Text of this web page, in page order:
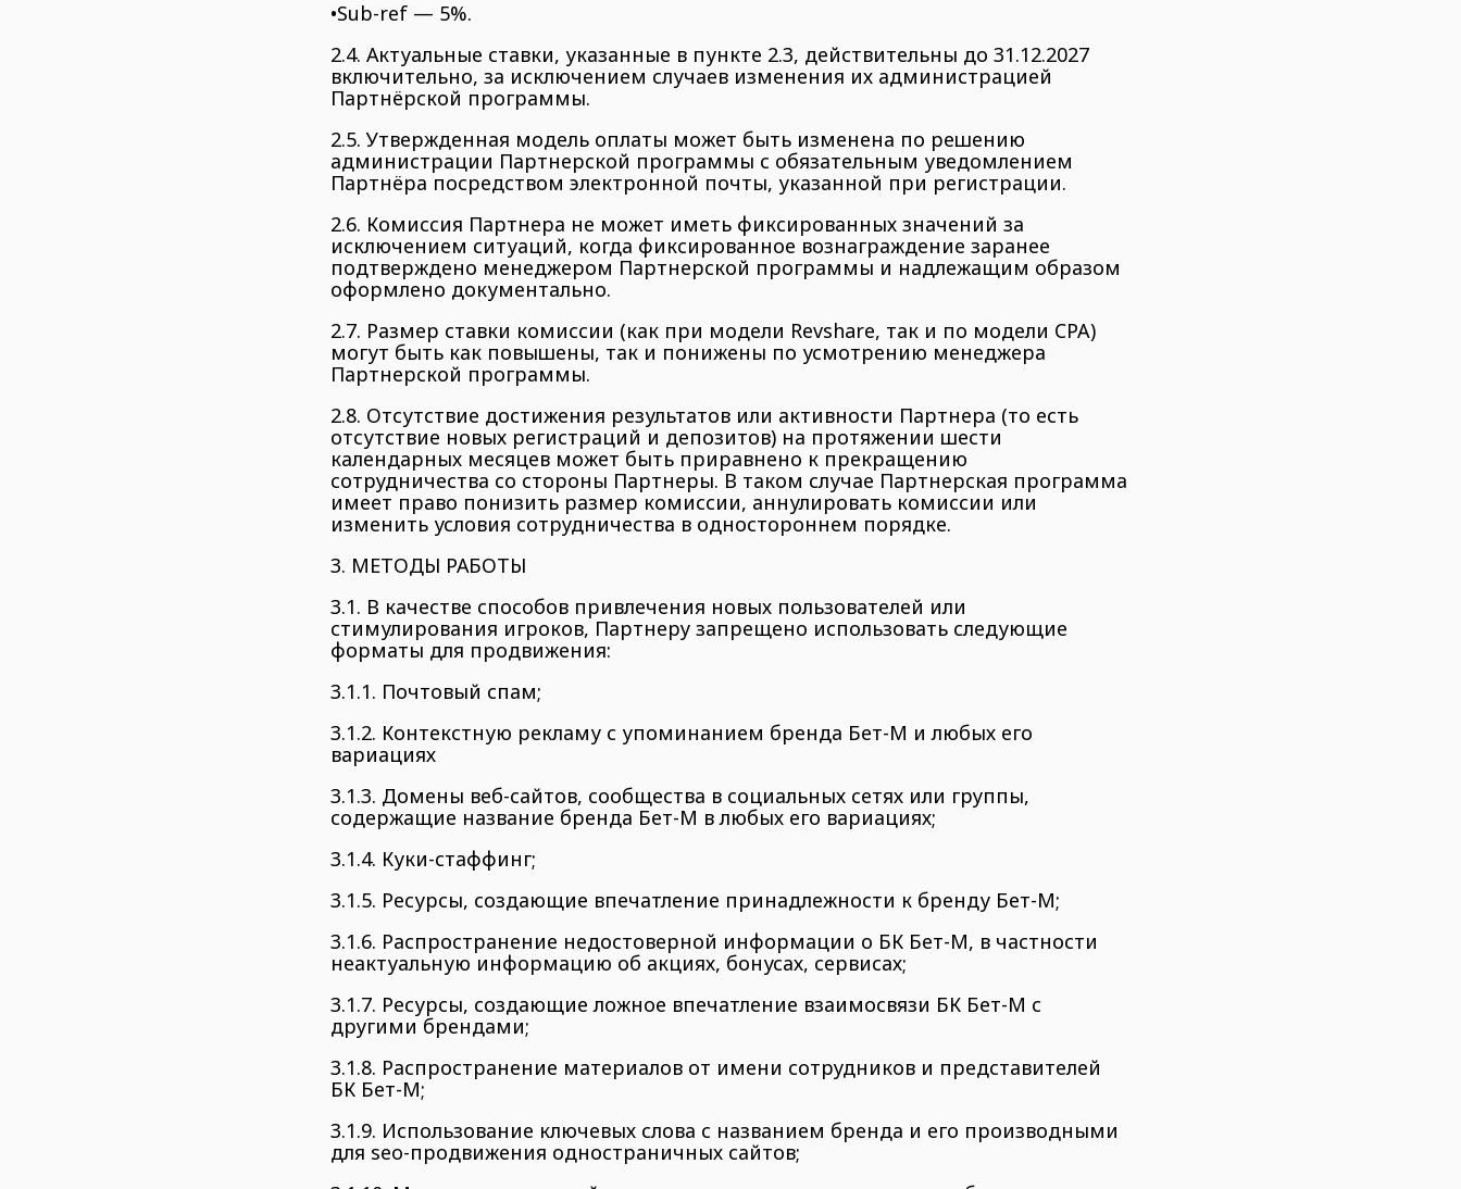
•Sub-ref — 5%.
2.4. Актуальные ставки, указанные в пункте 2.3, действительны до 31.12.2027
включительно, за исключением случаев изменения их администрацией
Партнёрской программы.
2.5. Утвержденная модель оплаты может быть изменена по решению
администрации Партнерской программы с обязательным уведомлением
Партнёра посредством электронной почты, указанной при регистрации.
2.6. Комиссия Партнера не может иметь фиксированных значений за
исключением ситуаций, когда фиксированное вознаграждение заранее
подтверждено менеджером Партнерской программы и надлежащим образом
оформлено документально.
2.7. Размер ставки комиссии (как при модели Revshare, так и по модели CPA)
могут быть как повышены, так и понижены по усмотрению менеджера
Партнерской программы.
2.8. Отсутствие достижения результатов или активности Партнера (то есть
отсутствие новых регистраций и депозитов) на протяжении шести
календарных месяцев может быть приравнено к прекращению
сотрудничества со стороны Партнеры. В таком случае Партнерская программа
имеет право понизить размер комиссии, аннулировать комиссии или
изменить условия сотрудничества в одностороннем порядке.
3. МЕТОДЫ РАБОТЫ
3.1. В качестве способов привлечения новых пользователей или
стимулирования игроков, Партнеру запрещено использовать следующие
форматы для продвижения:
3.1.1. Почтовый спам;
3.1.2. Контекстную рекламу с упоминанием бренда Бет-М и любых его
вариациях
3.1.3. Домены веб-сайтов, сообщества в социальных сетях или группы,
содержащие название бренда Бет-М в любых его вариациях;
3.1.4. Куки-стаффинг;
3.1.5. Ресурсы, создающие впечатление принадлежности к бренду Бет-М;
3.1.6. Распространение недостоверной информации о БК Бет-М, в частности
неактуальную информацию об акциях, бонусах, сервисах;
3.1.7. Ресурсы, создающие ложное впечатление взаимосвязи БК Бет-М с
другими брендами;
3.1.8. Распространение материалов от имени сотрудников и представителей
БК Бет-М;
3.1.9. Использование ключевых слова с названием бренда и его производными
для seo-продвижения одностраничных сайтов;